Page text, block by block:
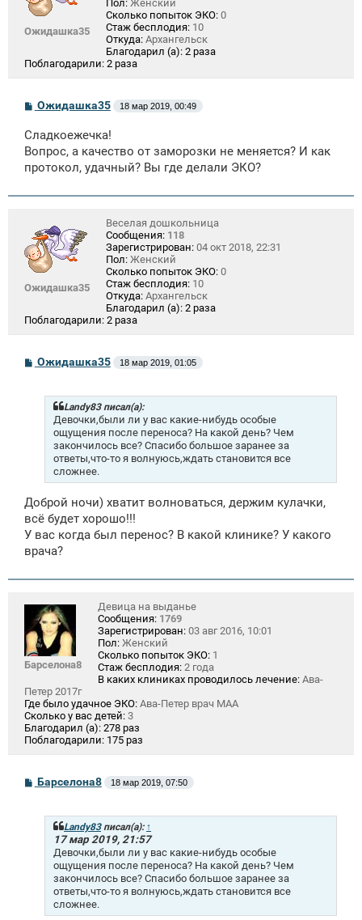
Ожидашка35
Пол: Женский
Сколько попыток ЭКО: 0
Стаж бесплодия: 10
Откуда: Архангельск
Благодарил (а): 2 раза
Поблагодарили: 2 раза
С
б
щ
н
е
Ожидашка35 18 мар 2019, 00:49
Сладкоежечка!
Вопрос, а качество от заморозки не меняется? И как
протокол, удачный? Вы где делали ЭКО?
Ожидашка35
Веселая дошкольница
Сообщения: 118
Зарегистрирован: 04 окт 2018, 22:31
Пол: Женский
Сколько попыток ЭКО: 0
Стаж бесплодия: 10
Откуда: Архангельск
Благодарил (а): 2 раза
Поблагодарили: 2 раза
СОжидашка35 18 мар 2019, 01:05
Landy83 писал(а):
Девочки,были ли у вас какие-нибудь особые
ощущения после переноса? На какой день? Чем
закончилось все? Спасибо большое заранее за
ответы,что-то я волнуюсь,ждать становится все
сложнее.
Доброй ночи) хватит волноваться, держим кулачки,
всё будет хорошо!!!
У вас когда был перенос? В какой клинике? У какого
врача?
Барселона8
Девица на выданье
Сообщения: 1769
Зарегистрирован: 03 авг 2016, 10:01
Пол: Женский
Сколько попыток ЭКО: 1
Стаж бесплодия: 2 года
В каких клиниках проводилось лечение: Ава-
Петер 2017г
Где было удачное ЭКО: Ава-Петер врач МАА
Сколько у вас детей: 3
Благодарил (а): 278 раз
Поблагодарили: 175 раз
СБарселона8 18 мар 2019, 07:50
Landy83писал(а): ↑
17 мар 2019, 21:57
Девочки,были ли у вас какие-нибудь особые
ощущения после переноса? На какой день? Чем
закончилось все? Спасибо большое заранее за
ответы,что-то я волнуюсь,ждать становится все
сложнее.